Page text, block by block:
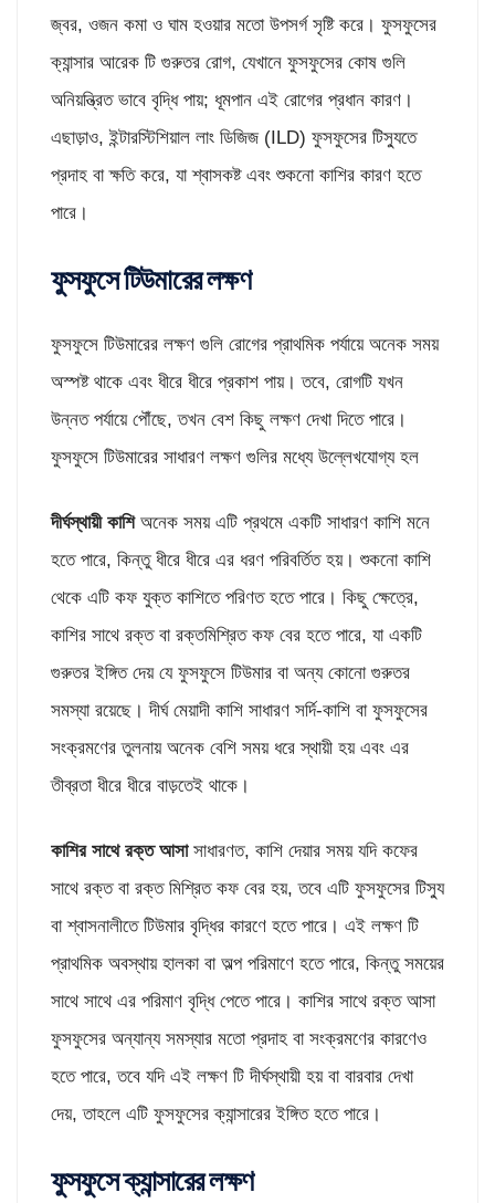
জ্বর, ওজন কমা ও ঘাম হওয়ার মতো উপসর্গ সৃষ্টি করে। ফুসফুসের
ক্যান্সার আরেক টি গুরুতর রোগ, যেখানে ফুসফুসের কোষ গুলি
অনিয়ন্ত্রিত ভাবে বৃদ্ধি পায়; ধূমপান এই রোগের প্রধান কারণ।
এছাড়াও, ইন্টারস্টিশিয়াল লাং ডিজিজ (ILD) ফুসফুসের টিস্যুতে
প্রদাহ বা ক্ষতি করে, যা শ্বাসকষ্ট এবং শুকনো কাশির কারণ হতে
পারে।
ফুসফুসে টিউমারের লক্ষণ
ফুসফুসে টিউমারের লক্ষণ গুলি রোগের প্রাথমিক পর্যায়ে অনেক সময়
অস্পষ্ট থাকে এবং ধীরে ধীরে প্রকাশ পায়। তবে, রোগটি যখন
উন্নত পর্যায়ে পৌঁছে, তখন বেশ কিছু লক্ষণ দেখা দিতে পারে।
ফুসফুসে টিউমারের সাধারণ লক্ষণ গুলির মধ্যে উল্লেখযোগ্য হল
দীর্ঘস্থায়ী কাশিঅনেক সময় এটি প্রথমে একটি সাধারণ কাশি মনে
হতে পারে, কিন্তু ধীরে ধীরে এর ধরণ পরিবর্তিত হয়। শুকনো কাশি
থেকে এটি কফ যুক্ত কাশিতে পরিণত হতে পারে। কিছু ক্ষেত্রে,
কাশির সাথে রক্ত বা রক্তমিশ্রিত কফ বের হতে পারে, যা একটি
গুরুতর ইঙ্গিত দেয় যে ফুসফুসে টিউমার বা অন্য কোনো গুরুতর
সমস্যা রয়েছে। দীর্ঘ মেয়াদী কাশি সাধারণ সর্দি-কাশি বা ফুসফুসের
সংক্রমণের তুলনায় অনেক বেশি সময় ধরে স্থায়ী হয় এবং এর
তীব্রতা ধীরে ধীরে বাড়তেই থাকে।
কাশির সাথে রক্ত আসাসাধারণত, কাশি দেয়ার সময় যদি কফের
সাথে রক্ত বা রক্ত মিশ্রিত কফ বের হয়, তবে এটি ফুসফুসের টিস্যু
বা শ্বাসনালীতে টিউমার বৃদ্ধির কারণে হতে পারে। এই লক্ষণ টি
প্রাথমিক অবস্থায় হালকা বা অল্প পরিমাণে হতে পারে, কিন্তু সময়ের
সাথে সাথে এর পরিমাণ বৃদ্ধি পেতে পারে। কাশির সাথে রক্ত আসা
ফুসফুসের অন্যান্য সমস্যার মতো প্রদাহ বা সংক্রমণের কারণেও
হতে পারে, তবে যদি এই লক্ষণ টি দীর্ঘস্থায়ী হয় বা বারবার দেখা
দেয়, তাহলে এটি ফুসফুসের ক্যান্সারের ইঙ্গিত হতে পারে।
ফুসফুসে ক্যান্সারের লক্ষণ